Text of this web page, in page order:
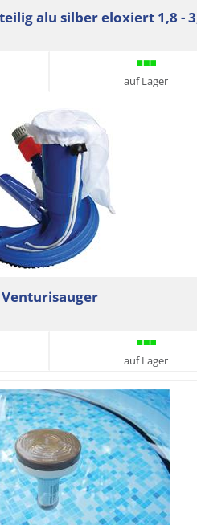
alu silber eloxiert 1,8 -
auf Lager
Venturisauger
auf Lager